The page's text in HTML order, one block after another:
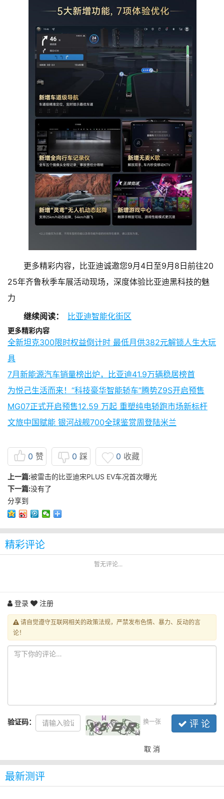
更多精彩内容，比亚迪诚邀您9月4日至9月8日前往20
25年齐鲁秋季车展活动现场，深度体验比亚迪黑科技的魅
力
继续阅读：
比亚迪智能化街区
更多精彩内容
全新坦克300限时权益倒计时 最低月供382元解锁人生大玩
具
7月新能源汽车销量榜出炉，比亚迪41.9万辆稳居榜首
为悦己生活而来！“科技豪华智能轿车”腾势Z9S开启预售
MG07正式开启预售12.59 万起 重塑纯电轿跑市场新标杆
文旅中国赋能 银河战舰700全球鉴赏周登陆米兰
0 赞 0 踩 0 收藏
上一篇:被雷击的比亚迪宋PLUS EV车况首次曝光
下一篇:没有了
分享到
精彩评论
暂无评论...
登录 注册
请自觉遵守互联网相关的政策法规，严禁发布色情、暴力、反动的言
论！
验证码： 换一张 评 论
取 消
最新测评